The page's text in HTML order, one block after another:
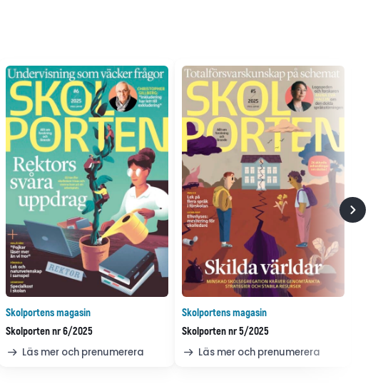
Skolportens magasin
Skolporten nr 6/2025
Läs mer och prenumerera
Skolportens magasin
Skolporten nr 5/2025
Läs mer och prenumerera